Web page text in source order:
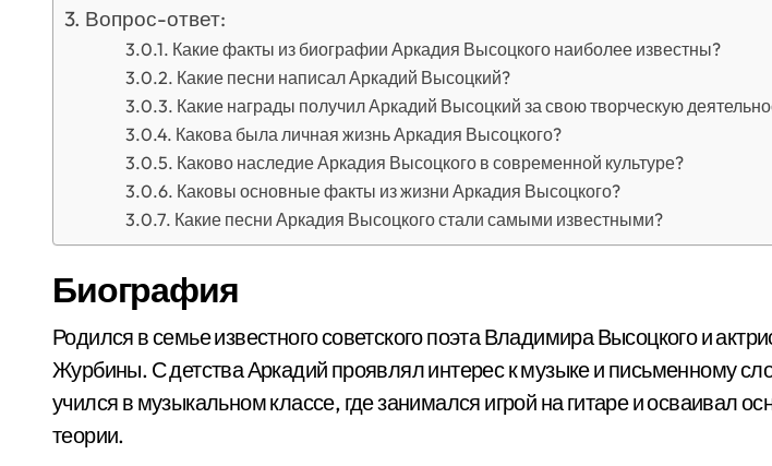
Вопрос-ответ:
Какие факты из биографии Аркадия Высоцкого наиболее известны?
Какие песни написал Аркадий Высоцкий?
Какие награды получил Аркадий Высоцкий за свою творческую
Какова была личная жизнь Аркадия Высоцкого?
Каково наследие Аркадия Высоцкого в современной культуре?
Каковы основные факты из жизни Аркадия Высоцкого?
Какие песни Аркадия Высоцкого стали самыми известными?
Биография
Родился в семье известного советского поэта Владимира Высоцкого и
Журбины. С детства Аркадий проявлял интерес к музыке и письменному
учился в музыкальном классе, где занимался игрой на гитаре и осваивал
теории.